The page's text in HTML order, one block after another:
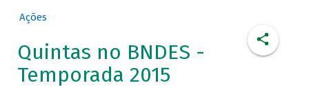
Ações
Quintas no BNDES -
Temporada 2015